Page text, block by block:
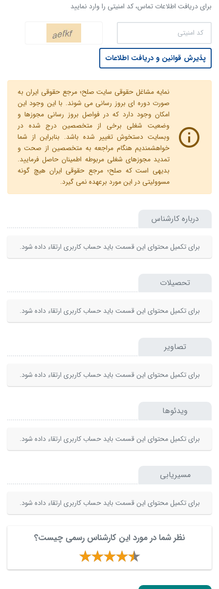
برای دریافت اطلاعات تماس، کد امنیتی را وارد نمایید
پذیرش قوانین و دریافت اطلاعات
نمایه مشاغل حقوقی سایت صلح؛ مرجع حقوقی ایران به
صورت دوره ای بروز رسانی می شوند. با این وجود این
امکان وجود دارد که در فواصل بروز رسانی مجوزها و
وضعیت شغلی برخی از متخصصین درج شده در
وبسایت دستخوش تغییر شده باشد. بنابراین از شما
خواهشمندیم هنگام مراجعه به متخصصین از صحت و
تمدید مجوزهای شغلی مربوطه اطمینان حاصل فرمایید.
بدیهی است که صلح؛ مرجع حقوقی ایران هیچ گونه
مسوولیتی در این مورد برعهده نمی گیرد.
درباره کارشناس
برای تکمیل محتوای این قسمت باید حساب کاربری ارتقاء داده شود.
تحصیلات
برای تکمیل محتوای این قسمت باید حساب کاربری ارتقاء داده شود.
تصاویر
برای تکمیل محتوای این قسمت باید حساب کاربری ارتقاء داده شود.
ویدئوها
برای تکمیل محتوای این قسمت باید حساب کاربری ارتقاء داده شود.
مسیریابی
برای تکمیل محتوای این قسمت باید حساب کاربری ارتقاء داده شود.
نظر شما در مورد این کارشناس رسمی چیست؟